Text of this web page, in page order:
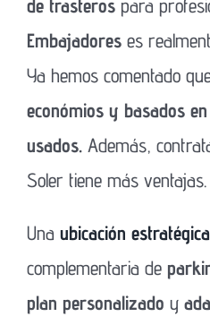
de trasteros para
Embajadores es
Ya hemos comentado
económios y basados
usados. Además,
Soler tiene más ventajas.
Una ubicación estratégica
complementaria de
plan personalizado y